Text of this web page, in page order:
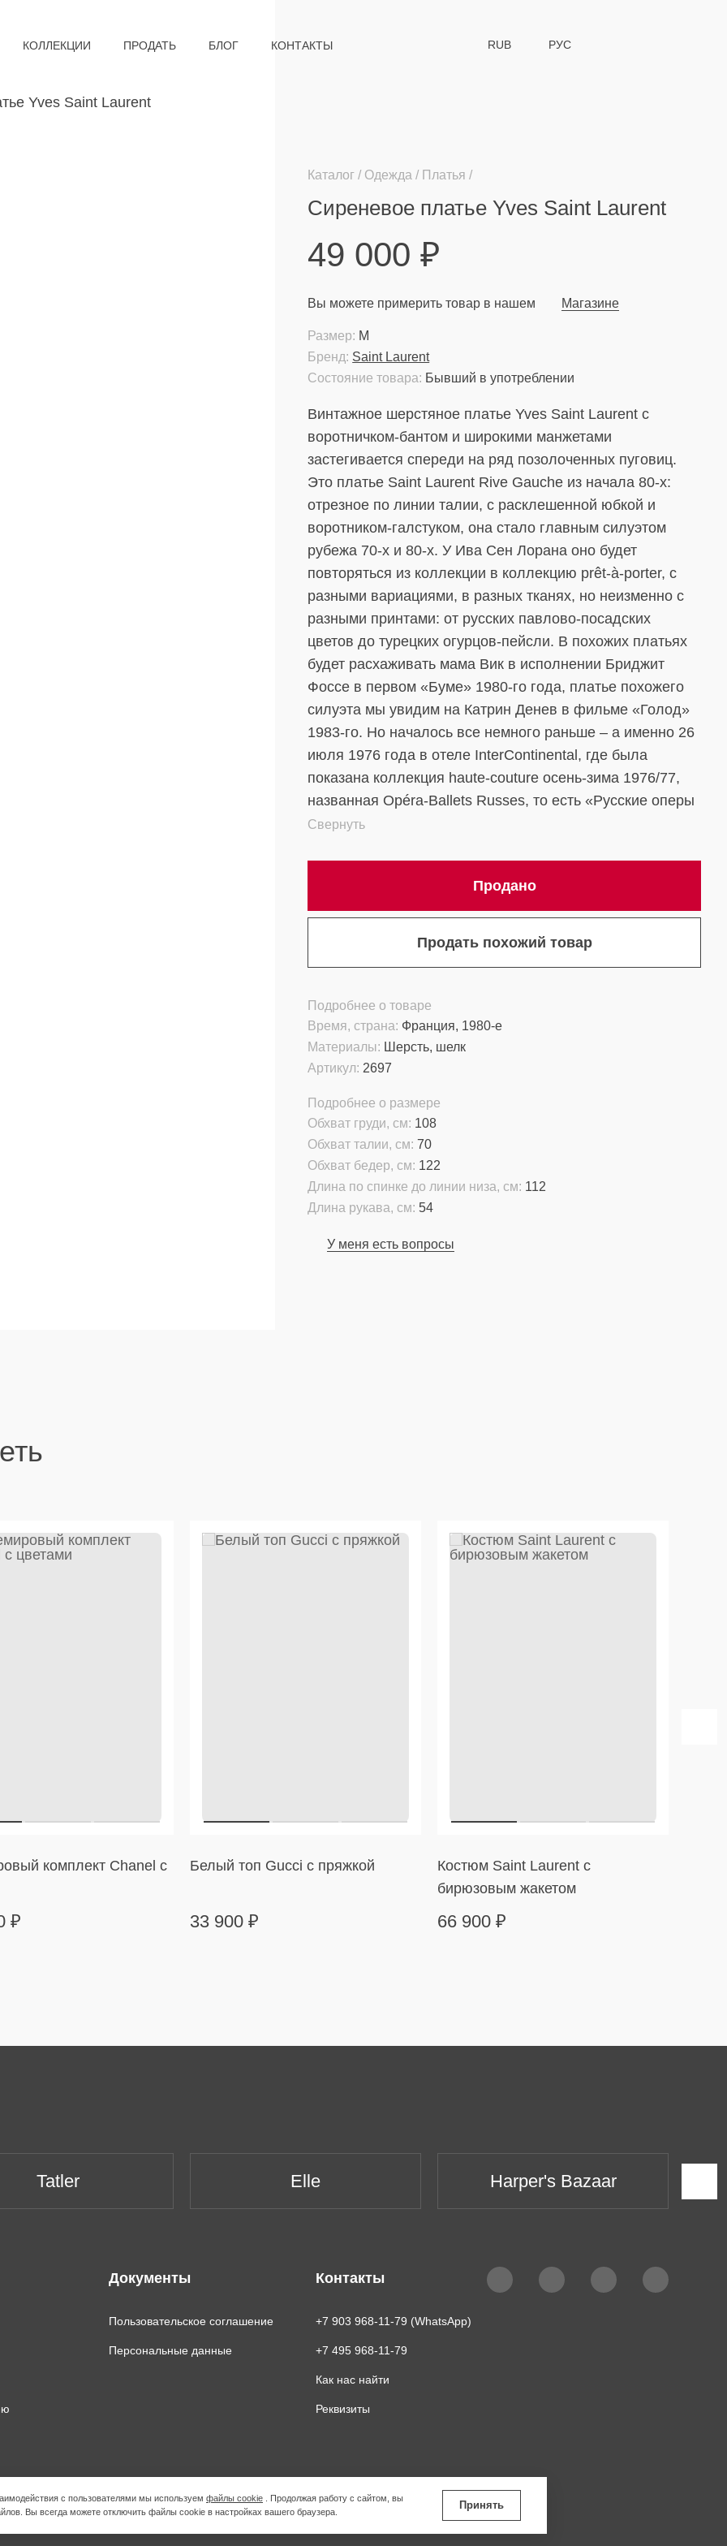
КОЛЛЕКЦИИ ПРОДАТЬ БЛОГ КОНТАКТЫ RUB РУС
Каталог Одежда Платья
Сиреневое платье Yves Saint Laurent
49 000₽
Вы можете примерить товар в нашем Магазине
Состояние товара: Бывший в употреблении
Бренд: Saint Laurent
Размер: M
Винтажное шерстяное платье Yves Saint Laurent с
воротничком-бантом и широкими манжетами
застегивается спереди на ряд позолоченных пуговиц.
Это платье Saint Laurent Rive Gauche из начала 80-х:
отрезное по линии талии, с расклешенной юбкой и
воротником-галстуком, она стало главным силуэтом
рубежа 70-х и 80-х. У Ива Сен Лорана оно будет
повторяться из коллекции в коллекцию prêt-à-porter, с
разными вариациями, в разных тканях, но неизменно с
разными принтами: от русских павлово-посадских
цветов до турецких огурцов-пейсли. В похожих платьях
будет расхаживать мама Вик в исполнении Бриджит
Фоссе в первом «Буме» 1980-го года, платье похожего
силуэта мы увидим на Катрин Денев в фильме «Голод»
1983-го. Но началось все немного раньше – а именно 26
июля 1976 года в отеле InterСontinental, где была
показана коллекция haute-сouture осень-зима 1976/77,
названная Opéra-Ballets Russes, то есть «Русские оперы
и балеты».
Свернуть
Продано
Продать похожий товар
Подробнее о товаре
Материалы: Шерсть, шелк
Время, страна: Франция, 1980-е
Артикул: 2697
Подробнее о размере
Длина рукава, см: 54
Длина по спинке до линии низа, см: 112
Обхват бедер, см: 122
Обхват талии, см: 70
Обхват груди, см: 108
У меня есть вопросы
комплект Chanel с
₽
Белый топ Gucci с пряжкой
33 900 ₽
Костюм Saint Laurent с
бирюзовым жакетом
66 900 ₽
Tatler Elle Harper's Bazaar
Документы
Пользовательское соглашение
Персональные данные
Контакты
+7 903 968-11-79 (WhatsApp)
+7 495 968-11-79
Как нас найти
Реквизиты
с пользователями мы используем файлы cookie . Продолжая работу с сайтом, вы
Вы всегда можете отключить файлы cookie в настройках вашего браузера.
Принять